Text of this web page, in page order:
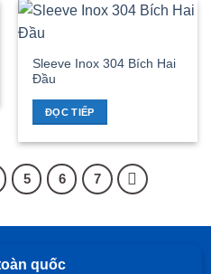
Sleeve Inox 304 Bích Hai
Đầu
ĐỌC TIẾP
5 6 7
quốc